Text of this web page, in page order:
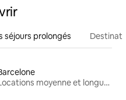
séjours prolongés
Locations moyenne et longue durée